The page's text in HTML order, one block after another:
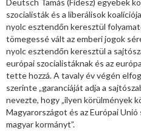
Deutsch Tamás (Fidesz) egyebek
szocialisták és a liberálisok
nyolc esztendőn keresztül
tömegessé vált az emberi jogok
nyolc esztendőn keresztül a
európai szocialistáknak és az
tette hozzá. A tavaly év végén
szerinte „garanciáját adja a
nevezte, hogy „ilyen körülmények
Magyarországot és az Európai
magyar kormányt”.